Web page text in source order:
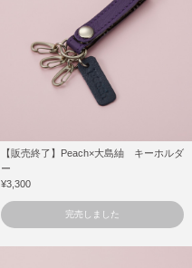
【販売終了】Peach×大島紬 キーホルダ
ー
¥3,300
完売しました